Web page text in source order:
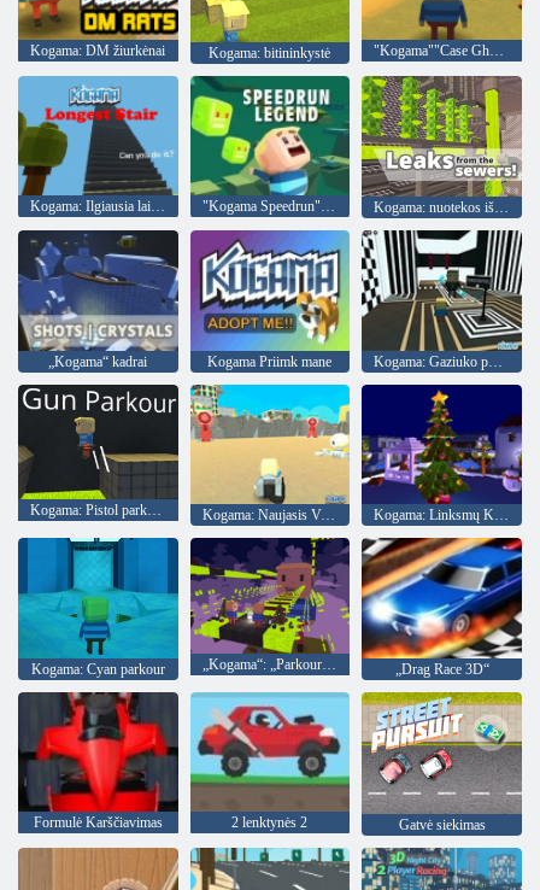
Kogama: DM žiurkėnai Kogama: bitininkystė "Kogama""Case Ghost"namas
Kogama: Ilgiausia laiptinė "Kogama Speedrun"legenda Kogama: nuotekos iš kanalizacijos
„Kogama“ kadrai Kogama Priimk mane Kogama: Gaziuko poilsio kambarys
Kogama: Pistol parkour Kogama: Naujasis Vegasas Kogama: Linksmų Kalėdų
Kogama: Cyan parkour „Kogama“: „Parkour“ turistas 30 lygis „Drag Race 3D“
Formulė Karščiavimas 2 lenktynės 2 Gatvė siekimas